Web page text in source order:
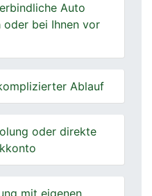
Auto
bei Ihnen vor
Ablauf
oder direkte
mit eigenen